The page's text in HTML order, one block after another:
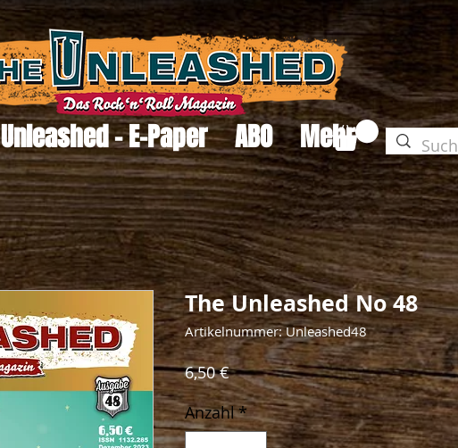
Unleashed - E-Paper ABO Mehr
The Unleashed No 48
Artikelnummer: Unleashed48
6,50 €Preis
Anzahl*